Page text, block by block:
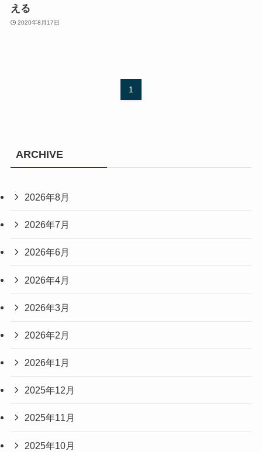
える
2020年8月17日
1
ARCHIVE
2026年8月
2026年7月
2026年6月
2026年4月
2026年3月
2026年2月
2026年1月
2025年12月
2025年11月
2025年10月